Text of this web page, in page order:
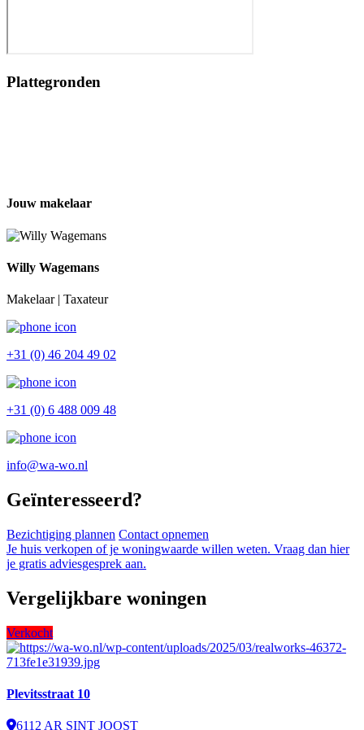
Plattegronden
Jouw makelaar
Willy Wagemans
Makelaar | Taxateur
+31 (0) 46 204 49 02
+31 (0) 6 488 009 48
info@wa-wo.nl
Geïnteresseerd?
Bezichtiging plannen Contact opnemen
Je huis verkopen of je woningwaarde willen weten. Vraag dan hier
je gratis adviesgesprek aan.
Vergelijkbare woningen
Verkocht
Plevitsstraat 10
6112 AR SINT JOOST